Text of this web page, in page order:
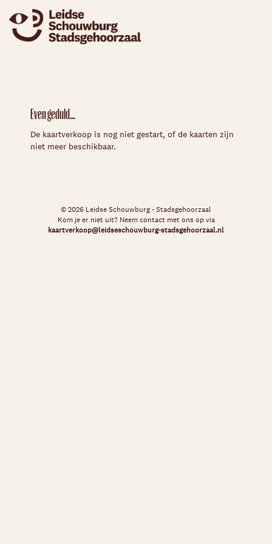
Even geduld...
De kaartverkoop is nog niet gestart, of de kaarten zijn
niet meer beschikbaar.
© 2026 Leidse Schouwburg - Stadsgehoorzaal
Kom je er niet uit? Neem contact met ons op via
kaartverkoop@leidseschouwburg-stadsgehoorzaal.nl